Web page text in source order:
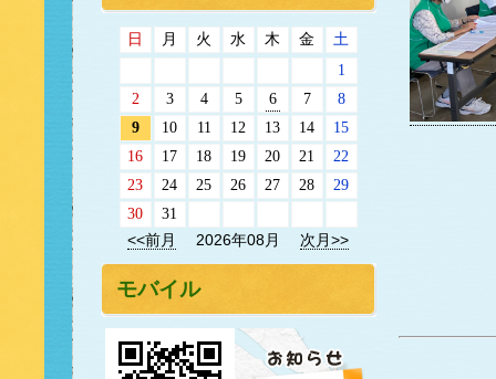
日 月 火 水 木 金
土
1
2
3 4 5 6 7
8
9
10 11 12 13 14
15
16
17 18 19 20 21
22
23
24 25 26 27 28
29
30
31
<<前月
2026年08月 次月>>
モバイル